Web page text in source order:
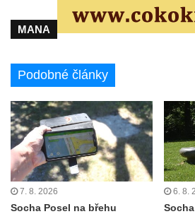
Socha žáby u rybníčku na Náměstí v
Kamenném Újezdě
Újezd a Krauchthal v parku na Náměstí
Kamenném Újezdě
Socha na náměstí J. V. Kamarýta ve
Velešíně
Pomník J. V. Kamarýta v Krumlovské
Velešíně
Pamětní deska arcibiskupa Micara ve
vstupu do poutního místa Římov
MANA
Podobné články
7. 8. 2026
Socha Posel na břehu
6. 8.